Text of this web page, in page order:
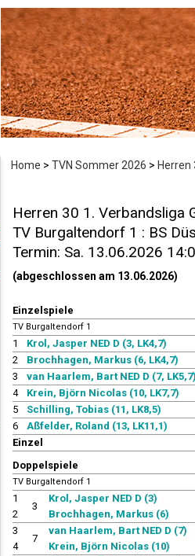
Home > TVN Sommer 2026 > Herren
Herren 30 1. Verbandsliga
TV Burgaltendorf 1 : BS
Termin: Sa. 13.06.2026
(abgeschlossen am 13.06.2026)
Einzelspiele
TV Burgaltendorf 1
1
Krol, Jasper NED D (3, LK4,7)
2
Brochhagen, Markus (6, LK4,7)
3
van Haarlem, Bart NED D (7,
4
Krein, Björn Nicolas (10, LK7,7)
5
Schilling, Tobias (11, LK8,5)
6
Aßfelder, Roland (13, LK11,1)
Einzel
Doppelspiele
TV Burgaltendorf 1
1
2
3
Krol, Jasper NED D (3)
Brochhagen, Markus (6)
3
4
7
van Haarlem, Bart NED D (7)
Krein, Björn Nicolas (10)